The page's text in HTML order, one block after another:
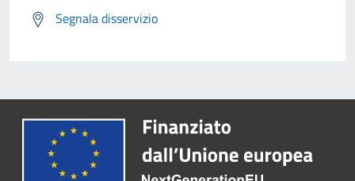
Segnala disservizio